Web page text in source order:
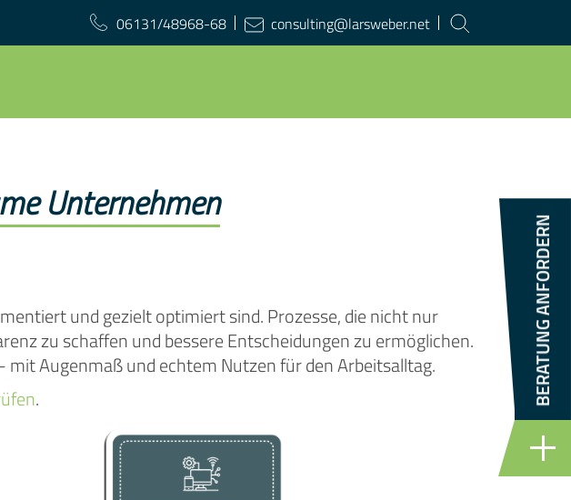
BERATUNG ANFORDERN
06131/48968-68 consulting@larsweber.net
Suchbegriff
eingeben:
Unternehmen
und gezielt optimiert sind. Prozesse, die nicht nur
zu schaffen und bessere Entscheidungen zu ermöglichen.
Augenmaß und echtem Nutzen für den Arbeitsalltag.
.